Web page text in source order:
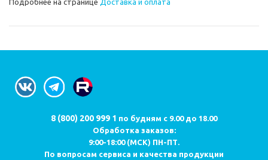
8 (800) 200 999 1 по будням с 9.00 до 18.00
Обработка заказов:
9:00-18:00 (МСК) ПН-ПТ.
По вопросам сервиса и качества продукции